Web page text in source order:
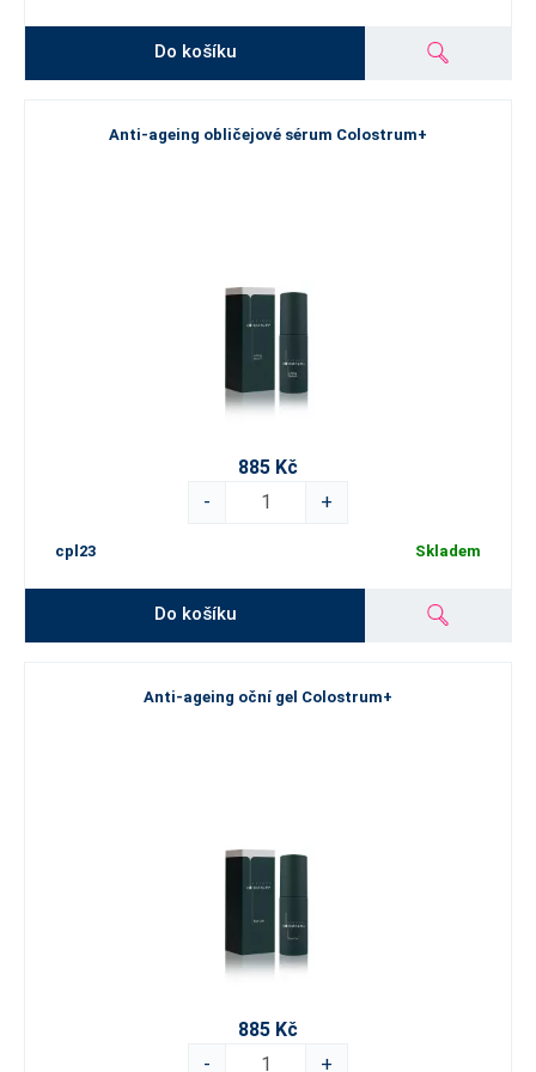
Do košíku
Anti-ageing obličejové sérum Colostrum+
885 Kč
-
+
cpl23 Skladem
Do košíku
Anti-ageing oční gel Colostrum+
885 Kč
-
+